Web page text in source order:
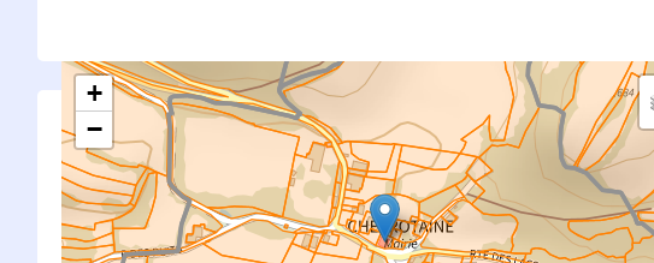
+
−Saisissez les surfaces aménagées par le projet
Surfaces à prendre en compte : bâti, voirie, espaces verts,
remblais et bassins — impacts définitifs et temporaires